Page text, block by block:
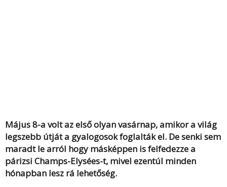
Május 8-a volt az első olyan vasárnap, amikor a világ
legszebb útját a gyalogosok foglalták el. De senki sem
maradt le arról hogy másképpen is felfedezze a
párizsi Champs-Elysées-t, mivel ezentúl minden
hónapban lesz rá lehetőség.